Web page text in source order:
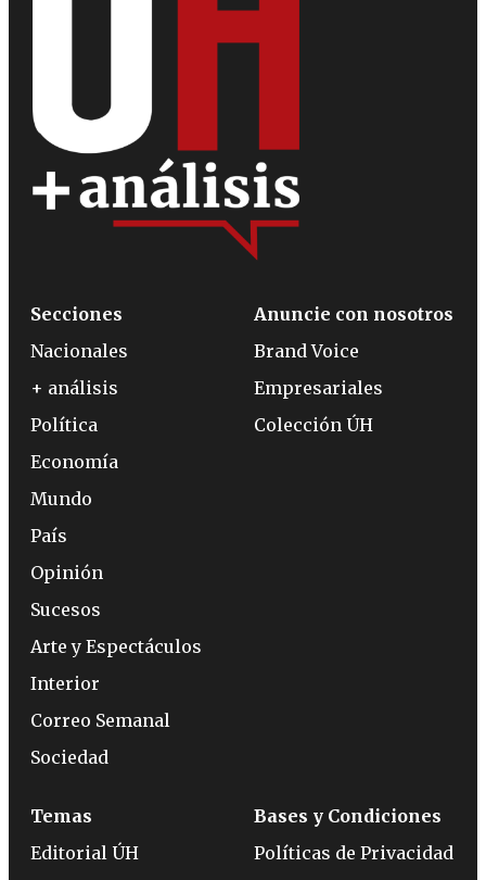
Secciones
Nacionales
+ análisis
Política
Economía
Mundo
País
Opinión
Sucesos
Arte y Espectáculos
Interior
Correo Semanal
Sociedad
Anuncie con nosotros
Brand Voice
Empresariales
Colección ÚH
Temas
Editorial ÚH
Bases y Condiciones
Políticas de Privacidad